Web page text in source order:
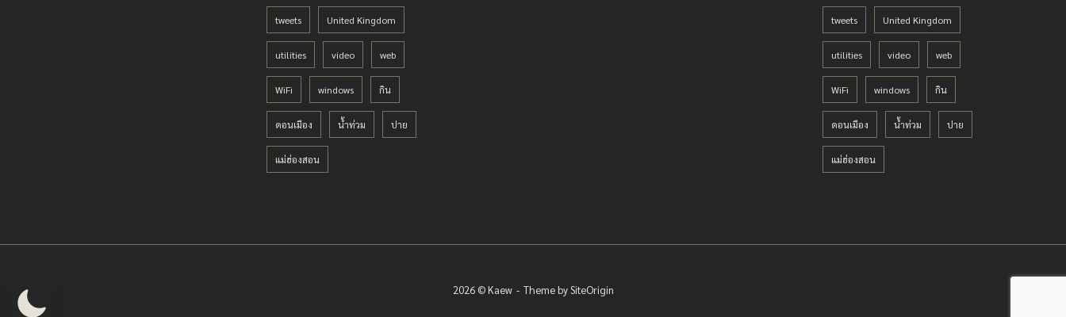
tweets United Kingdom
utilities video web
WiFi windows กิน
ดอนเมือง น้ำท่วม ปาย
แม่ฮ่องสอน
tweets United Kingdom
utilities video web
WiFi windows กิน
ดอนเมือง น้ำท่วม ปาย
แม่ฮ่องสอน
2026 © Kaew Theme bySiteOrigin